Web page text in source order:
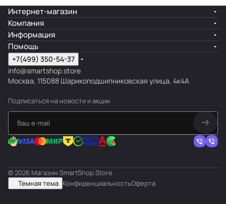
Интернет-магазин
Компания
Информация
Помощь
+7(499) 350-54-37
info@smartshop.store
Москва, 115088 Шарикоподшипниковская улица, 4к4А
Подписаться на новости и акции
© 2026 Магазин SmartShop.Store
Темная тема КонфиденциальностьОферта